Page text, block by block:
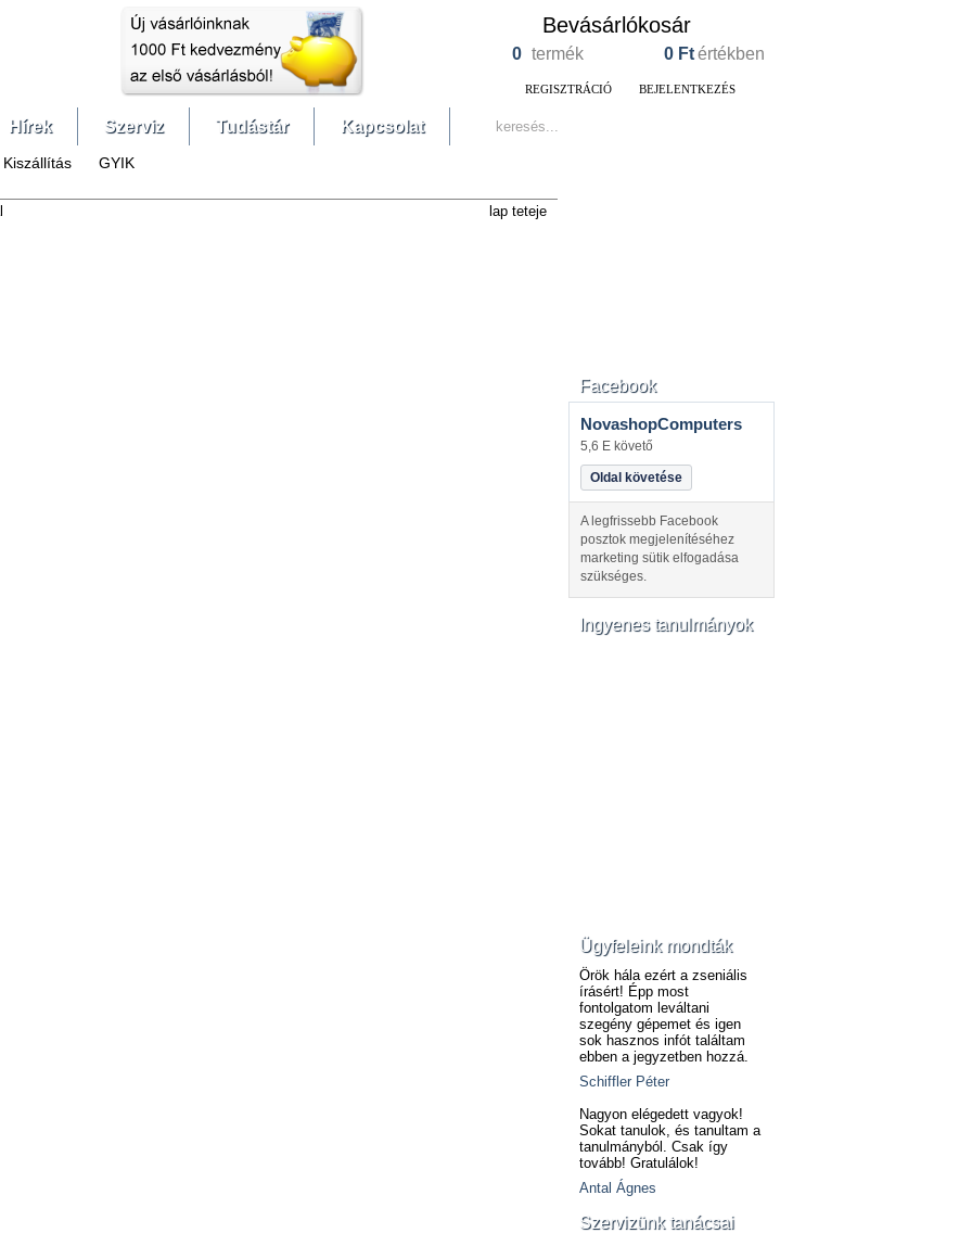
Bevásárlókosár
0 termék 0 Ftértékben
REGISZTRÁCIÓ BEJELENTKEZÉS
Hírek Szerviz Tudástár Kapcsolat
Kiszállítás GYIK
lap teteje
Facebook
NovashopComputers
5,6 E követő
Oldal követése
A legfrissebb Facebook
posztok megjelenítéséhez
marketing sütik elfogadása
szükséges.
Ingyenes tanulmányok
Ügyfeleink mondták
Örök hála ezért a zseniális
írásért! Épp most
fontolgatom leváltani
szegény gépemet és igen
sok hasznos infót találtam
ebben a jegyzetben hozzá.
Schiffler Péter
Nagyon elégedett vagyok!
Sokat tanulok, és tanultam a
tanulmányból. Csak így
tovább! Gratulálok!
Antal Ágnes
Szervizünk tanácsai